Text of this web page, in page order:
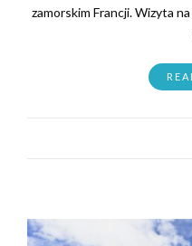
zamorskim Francji. Wizyta